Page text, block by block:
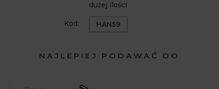
dużej ilości
Kod: HAN59
NAJLEPIEJ PODAWAĆ DO